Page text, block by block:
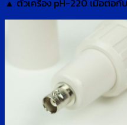
▲ ตัวเครื่อง pH-220 เมื่อต่อกั